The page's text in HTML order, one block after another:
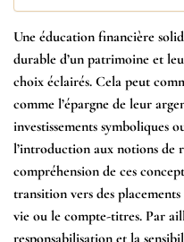
Une éducation financière
durable d’un patrimoine et
choix éclairés. Cela peut
comme l’épargne de leur
investissements symboliques
l’introduction aux notions de
compréhension de ces
transition vers des placements
vie ou le compte-titres. Par
responsabilisation et la